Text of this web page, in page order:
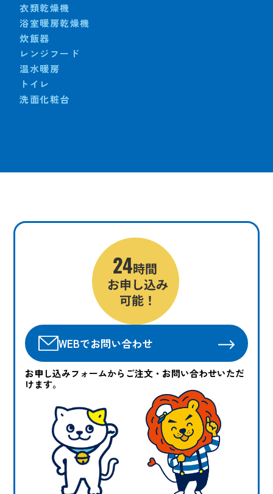
衣類乾燥機
浴室暖房乾燥機
炊飯器
レンジフード
温水暖房
トイレ
洗面化粧台
WEBでお問い合わせ
お申し込みフォームからご注文・お問い合わせいただ
けます。